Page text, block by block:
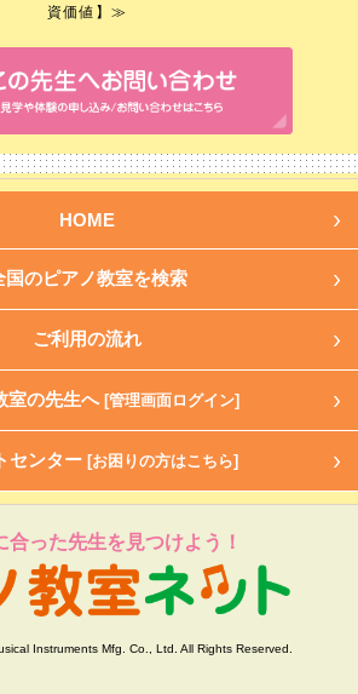
資価値】 ≫
HOME
国のピアノ教室を検索
ご利用の流れ
室の先生へ [管理画面ログイン]
センター [お困りの方はこちら]
合った先生を見つけよう！
Instruments Mfg. Co., Ltd. All Rights Reserved.